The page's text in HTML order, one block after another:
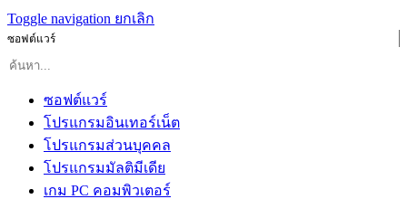
Toggle navigation ยกเลิก
ซอฟต์แวร์
ซอฟต์แวร์
โปรแกรมอินเทอร์เน็ต
โปรแกรมส่วนบุคคล
โปรแกรมมัลติมีเดีย
เกม PC คอมพิวเตอร์